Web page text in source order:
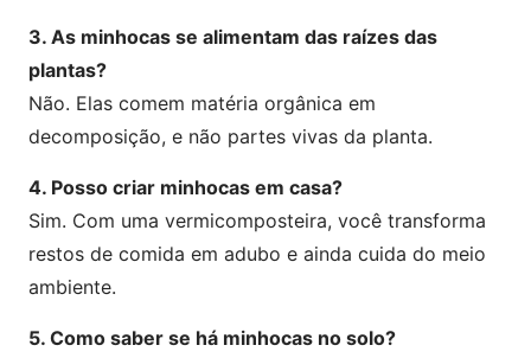
3. As minhocas se alimentam das raízes das
plantas?
Não. Elas comem matéria orgânica em
decomposição, e não partes vivas da planta.
4. Posso criar minhocas em casa?
Sim. Com uma vermicomposteira, você transforma
restos de comida em adubo e ainda cuida do meio
ambiente.
5. Como saber se há minhocas no solo?